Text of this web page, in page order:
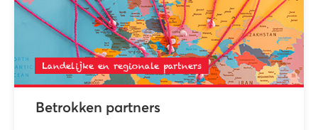
Landelijke en regionale partners
Betrokken partners